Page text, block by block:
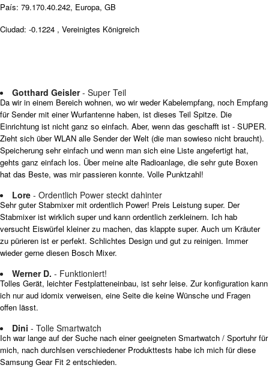
País: 79.170.40.242, Europa, GB
Ciudad: -0.1224 , Vereinigtes Königreich
Gotthard Geisler- Super Teil
Da wir in einem Bereich wohnen, wo wir weder Kabelempfang, noch Empfang
für Sender mit einer Wurfantenne haben, ist dieses Teil Spitze. Die
Einrichtung ist nicht ganz so einfach. Aber, wenn das geschafft ist - SUPER.
Zieht sich über WLAN alle Sender der Welt (die man sowieso nicht braucht).
Speicherung sehr einfach und wenn man sich eine Liste angefertigt hat,
gehts ganz einfach los. Über meine alte Radioanlage, die sehr gute Boxen
hat das Beste, was mir passieren konnte. Volle Punktzahl!
Lore - Ordentlich Power steckt dahinter
Sehr guter Stabmixer mit ordentlich Power! Preis Leistung super. Der
Stabmixer ist wirklich super und kann ordentlich zerkleinern. Ich hab
versucht Eiswürfel kleiner zu machen, das klappte super. Auch um Kräuter
zu pürieren ist er perfekt. Schlichtes Design und gut zu reinigen. Immer
wieder gerne diesen Bosch Mixer.
Werner D. - Funktioniert!
Tolles Gerät, leichter Festplatteneinbau, ist sehr leise. Zur konfiguration kann
ich nur aud idomix verweisen, eine Seite die keine Wünsche und Fragen
offen lässt.
Dini - Tolle Smartwatch
Ich war lange auf der Suche nach einer geeigneten Smartwatch / Sportuhr für
mich, nach durchlsen verschiedener Produkttests habe ich mich für diese
Samsung Gear Fit 2 entschieden.